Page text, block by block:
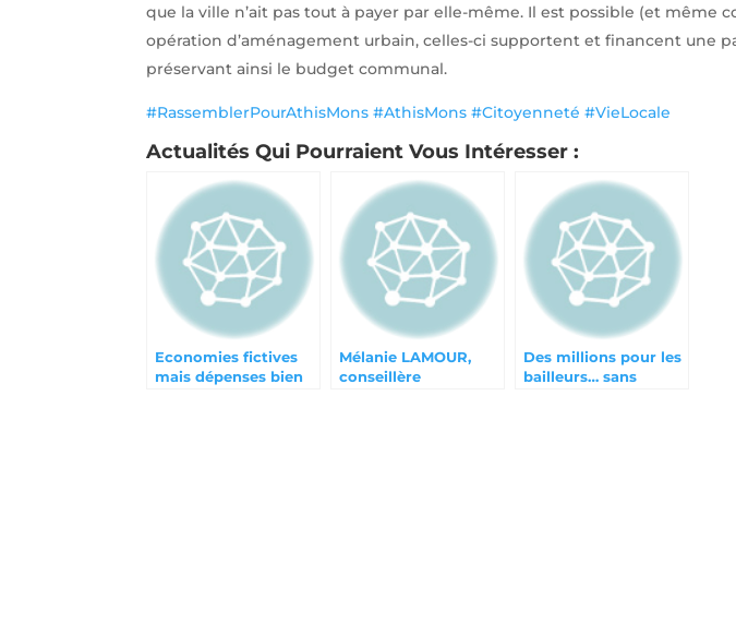
que la ville n’ait pas tout à payer par elle-même. Il est possible (et même
opération d’aménagement urbain, celles-ci supportent et financent une
préservant ainsi le budget communal.
#RassemblerPourAthisMons #AthisMons #Citoyenneté #VieLocale
Actualités Qui Pourraient Vous Intéresser :
Economies fictives
mais dépenses bien
Mélanie LAMOUR,
conseillère
Des millions pour les
bailleurs… sans